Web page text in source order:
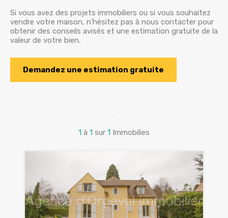
Si vous avez des projets immobiliers ou si vous souhaitez
vendre votre maison, n’hésitez pas à nous contacter pour
obtenir des conseils avisés et une estimation gratuite de la
valeur de votre bien.
Demandez une estimation gratuite
1 à 1 sur 1 Immobilies